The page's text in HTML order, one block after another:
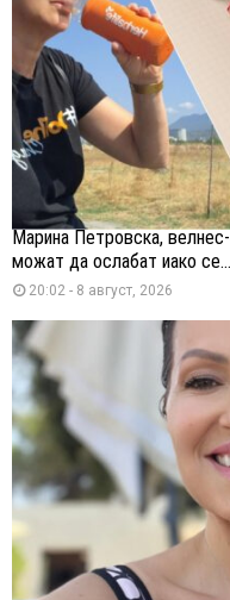
Марина Петровска,
можат да ослабат иако се...
20:02 - 8 август, 2026